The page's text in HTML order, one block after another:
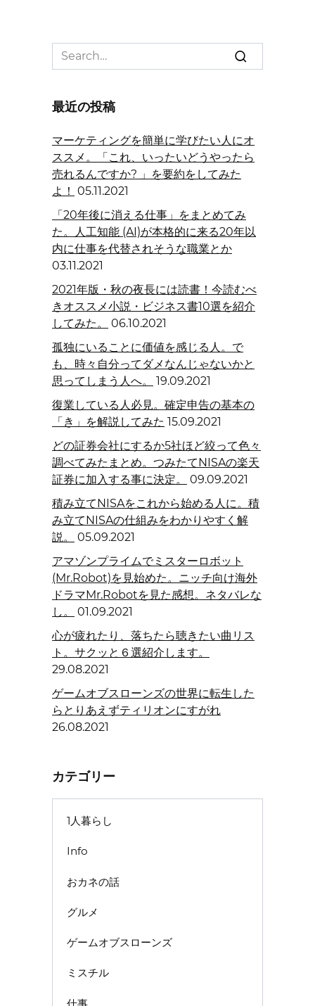
Search
for:
最近の投稿
マーケティングを簡単に学びたい人にオ
ススメ。「これ、いったいどうやったら
売れるんですか? 」を要約をしてみた
よ！ 05.11.2021
「20年後に消える仕事」をまとめてみ
た。人工知能 (AI)が本格的に来る20年以
内に仕事を代替されそうな職業とか
03.11.2021
2021年版・秋の夜長には読書！今読むべ
きオススメ小説・ビジネス書10選を紹介
してみた。
06.10.2021
孤独にいることに価値を感じる人。で
も、時々自分ってダメなんじゃないかと
思ってしまう人へ。
19.09.2021
復業している人必見。確定申告の基本の
「き」を解説してみた 15.09.2021
どの証券会社にするか5社ほど絞って色々
調べてみたまとめ。つみたてNISAの楽天
証券に加入する事に決定。
09.09.2021
積み立てNISAをこれから始める人に。積
み立てNISAの仕組みをわかりやすく解
説。
05.09.2021
アマゾンプライムでミスターロボット
(Mr.Robot)を見始めた。ニッチ向け海外
ドラマMr.Robotを見た感想。ネタバレな
し。
01.09.2021
心が疲れたり、落ちたら聴きたい曲リス
ト。サクッと６選紹介します。
29.08.2021
ゲームオブスローンズの世界に転生した
らとりあえずティリオンにすがれ
26.08.2021
カテゴリー
1人暮らし
Info
おカネの話
グルメ
ゲームオブスローンズ
ミスチル